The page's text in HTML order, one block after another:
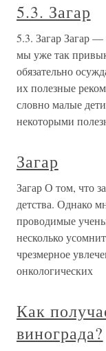
5.3. Загар
5.3. Загар Загар
мы уже так
обязательно
их полезные
словно малые
некоторыми
Загар
Загар О том, что
детства. Однако
проводимые
несколько
чрезмерное
онкологических
Как
винограда?